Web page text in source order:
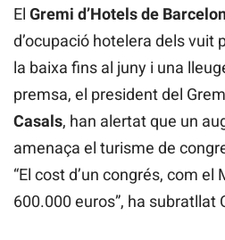
El Gremi d’Hotels de
d’ocupació hotelera dels vuit
la baixa fins al juny i una
premsa, el president del
Casals, han alertat que un
amenaça el turisme de
“El cost d’un congrés, com
600.000 euros”, ha subratllat